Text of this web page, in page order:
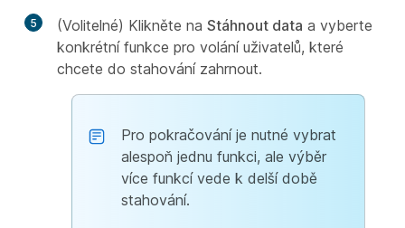
5 (Volitelné) Klikněte na Stáhnout data a vyberte
konkrétní funkce pro volání uživatelů, které
chcete do stahování zahrnout.
Pro pokračování je nutné vybrat
alespoň jednu funkci, ale výběr
více funkcí vede k delší době
stahování.